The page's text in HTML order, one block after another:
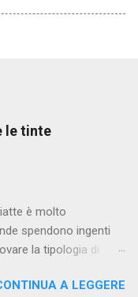
le tinte
è molto
spendono ingenti
la tipologia di
giusto, vogliono che
A LEGGERE